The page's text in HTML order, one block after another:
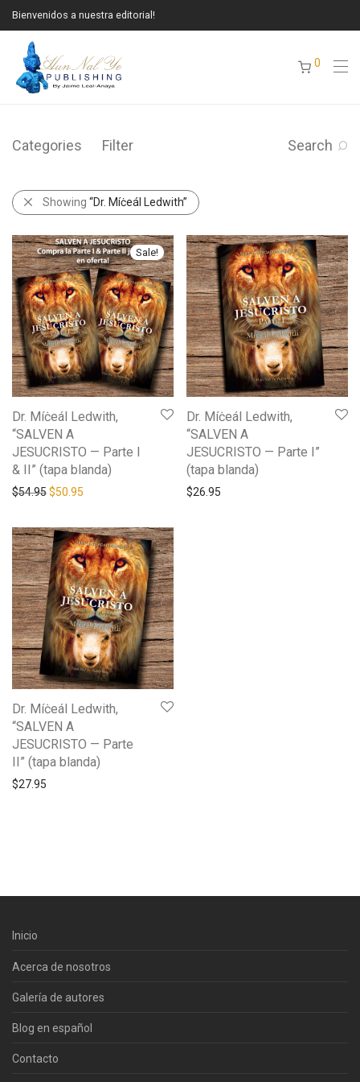
Bienvenidos a nuestra editorial!
0
Categories Filter Search
Showing “Dr. Míċeál Ledwith”
Sale!
Dr. Míċeál Ledwith,
“SALVEN A
JESUCRISTO — Parte I
& II” (tapa blanda)
$54.95Original price was: $54.95.
$50.95 Current price is: $50.95.
Dr. Míċeál Ledwith,
“SALVEN A
JESUCRISTO — Parte I”
(tapa blanda)
$26.95
Dr. Míċeál Ledwith,
“SALVEN A
JESUCRISTO — Parte
II” (tapa blanda)
$27.95
Inicio
Acerca de nosotros
Galería de autores
Blog en español
Contacto